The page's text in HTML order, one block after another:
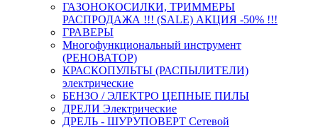
ГАЗОНОКОСИЛКИ, ТРИММЕРЫ
РАСПРОДАЖА !!! (SALE) АКЦИЯ -50% !!!
ГРАВЕРЫ
Многофункциональный инструмент
(РЕНОВАТОР)
КРАСКОПУЛЬТЫ (РАСПЫЛИТЕЛИ)
электрические
БЕНЗО / ЭЛЕКТРО ЦЕПНЫЕ ПИЛЫ
ДРЕЛИ Электрические
ДРЕЛЬ - ШУРУПОВЕРТ Сетевой